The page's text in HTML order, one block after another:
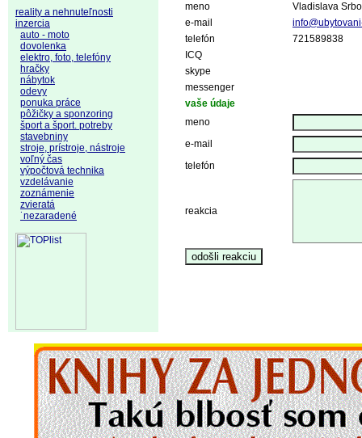
reality a nehnuteľnosti
inzercia
auto - moto
dovolenka
elektro, foto, telefóny
hračky
nábytok
odevy
ponuka práce
pôžičky a sponzoring
šport a šport. potreby
stavebniny
stroje, prístroje, nástroje
voľný čas
výpočtová technika
vzdelávanie
zoznámenie
zvieratá
˙nezaradené
meno
Vladislava
e-mail
telefón
721589838
ICQ
skype
messenger
vaše údaje
meno
e-mail
telefón
reakcia